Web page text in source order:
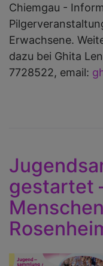
Chiemgau -
Erwachsene.
dazu bei Ghita
7728522, email:
gestartet